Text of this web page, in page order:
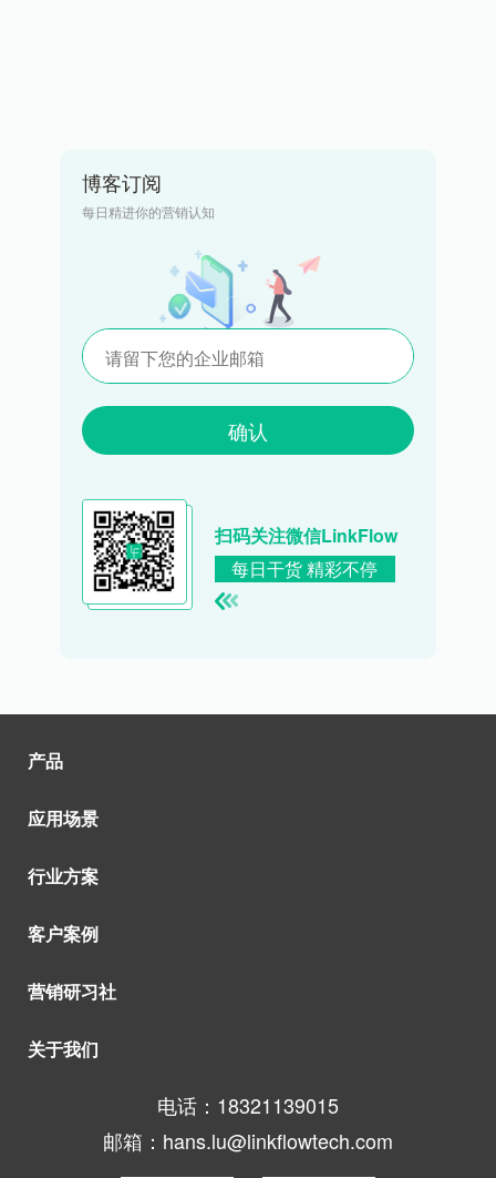
博客订阅
每日精进你的营销认知
确认
扫码关注微信LinkFlow
每日干货 精彩不停
产品
应用场景
行业方案
客户案例
营销研习社
关于我们
电话：18321139015
邮箱：hans.lu@linkflowtech.com